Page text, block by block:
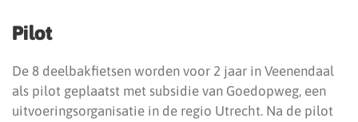
Pilot
De 8 deelbakfietsen worden voor 2 jaar in Veenendaal
als pilot geplaatst met subsidie van Goedopweg, een
uitvoeringsorganisatie in de regio Utrecht. Na de pilot